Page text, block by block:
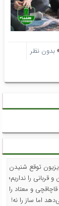
بدون نظر
توقع شنیدن
را نداریم؛
و معتاد را
اما ساز را نه!